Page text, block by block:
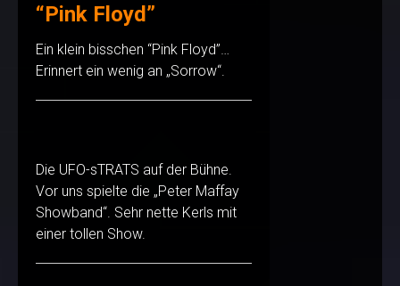
“Pink Floyd”
Ein klein bisschen “Pink Floyd”…
Erinnert ein wenig an „Sorrow“.
Die UFO-sTRATS auf der Bühne.
Vor uns spielte die „Peter Maffay
Showband“. Sehr nette Kerls mit
einer tollen Show.